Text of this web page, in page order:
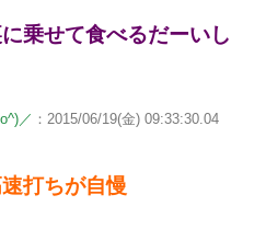
乗せて食べるだーいし
／ ：2015/06/19(金) 09:33:30.04
打ちが自慢